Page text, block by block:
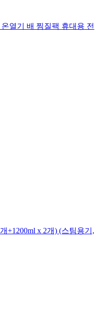
열기 배 찜질팩 휴대용 전
+1200ml x 2개) (스팀용기,